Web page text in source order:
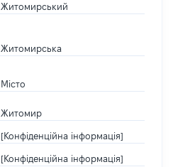
Житомирський
Житомирська
Місто
Житомир
[Конфіденційна інформація]
[Конфіденційна інформація]